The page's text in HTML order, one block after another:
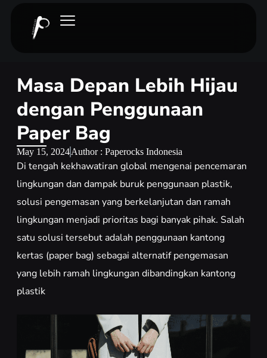
Masa Depan Lebih Hijau
dengan Penggunaan
Paper Bag
May 15, 2024Author : Paperocks Indonesia
Di tengah kekhawatiran global mengenai pencemaran
lingkungan dan dampak buruk penggunaan plastik,
solusi pengemasan yang berkelanjutan dan ramah
lingkungan menjadi prioritas bagi banyak pihak. Salah
satu solusi tersebut adalah penggunaan kantong
kertas (paper bag) sebagai alternatif pengemasan
yang lebih ramah lingkungan dibandingkan kantong
plastik